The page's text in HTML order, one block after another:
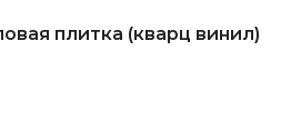
плитка (кварц винил)